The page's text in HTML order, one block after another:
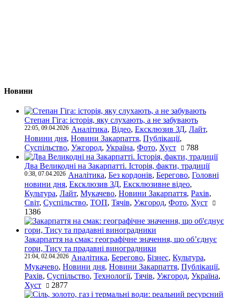
Новини
Степан Гіга: історія, яку слухають, а не забувають
22:05, 09.04.2026 Аналітика, Відео, Ексклюзив ЗД, Лайт,
Новини дня, Новини Закарпаття, Публікації,
Суспільство, Ужгород, Україна, Фото, Хуст 788
Два Великодні на Закарпатті. Історія, факти, традиції
0:38, 07.04.2026 Аналітика, Без кордонів, Берегово, Головні
новини дня, Ексклюзив ЗД, Ексклюзивне відео,
Культура, Лайт, Мукачево, Новини Закарпаття, Рахів,
Світ, Суспільство, ТОП, Тячів, Ужгород, Фото, Хуст
1386
Закарпаття на смак: географічне значення, що об’єднує
гори, Тису та прадавні виноградники
21:04, 02.04.2026 Аналітика, Берегово, Бізнес, Культура,
Мукачево, Новини дня, Новини Закарпаття, Публікації,
Рахів, Суспільство, Технології, Тячів, Ужгород, Україна,
Хуст
2877